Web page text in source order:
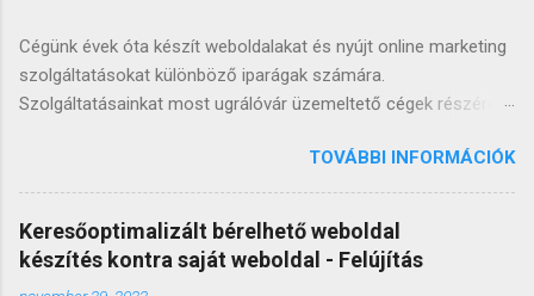
Cégünk évek óta készít weboldalakat és nyújt online marketing
szolgáltatásokat különböző iparágak számára.
Szolgáltatásainkat most ugrálóvár üzemeltető cégek részére
kínálhassunk. Egy interaktív weboldal elengedhetetlen ezen
cégek számára, ahol bemutathatják ugrálóváraikat és áraikat.
Nem csak weboldalak építésében vagyunk jártasak, hanem
keresőoptimalizálásban és linképítésben is. Így ügyfeleink
weboldala az első találatok között lesz ugrálóvár és egyéb
TOVÁBBI INFORMÁCIÓK
Keresőoptimalizált bérelhető weboldal
készítés kontra saját weboldal - Felújítás